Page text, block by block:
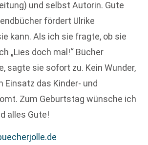
und selbst Autorin. Gute
fördert Ulrike
kann. Als ich sie fragte, ob sie
„Lies doch mal!“ Bücher
sagte sie sofort zu. Kein Wunder,
Einsatz das Kinder- und
Zum Geburtstag wünsche ich
alles Gute!